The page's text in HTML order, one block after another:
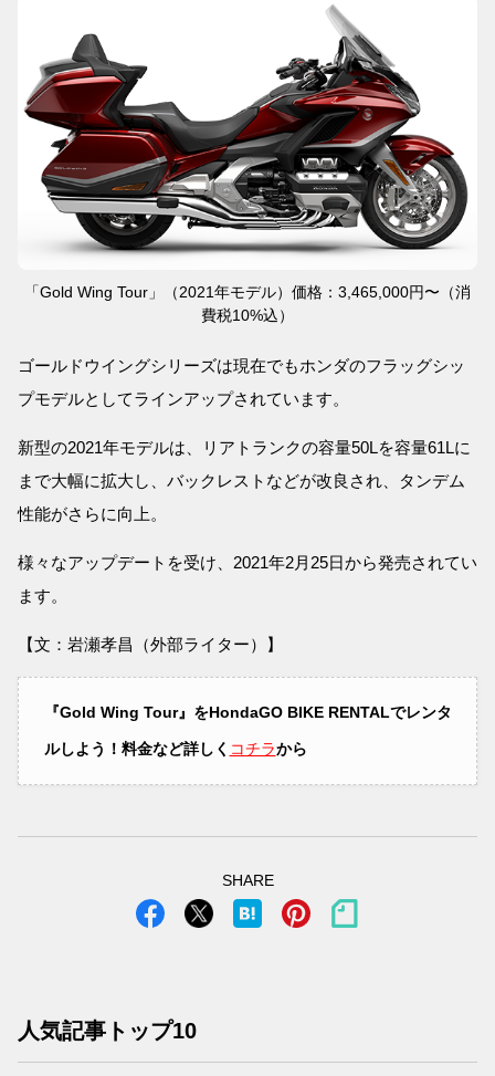
「Gold Wing Tour」（2021年モデル）価格：3,465,000円〜（消
費税10%込）
ゴールドウイングシリーズは現在でもホンダのフラッグシッ
プモデルとしてラインアップされています。
新型の2021年モデルは、リアトランクの容量50Lを容量61Lに
まで大幅に拡大し、バックレストなどが改良され、タンデム
性能がさらに向上。
様々なアップデートを受け、2021年2月25日から発売されてい
ます。
【文：岩瀬孝昌（外部ライター）】
『Gold Wing Tour』をHondaGO BIKE RENTALでレンタ
ルしよう！料金など詳しく コチラから
SHARE
人気記事トップ10